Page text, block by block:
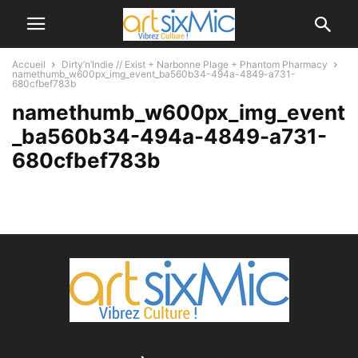
Accueil
Dirty’n’Indie // Exist + Narbonne Plage + Phantom Pharmacy
namethumb_w600px_img_event_ba560b34-494a-4849-a731-
680cfbef783b
namethumb_w600px_img_event
_ba560b34-494a-4849-a731-
680cfbef783b